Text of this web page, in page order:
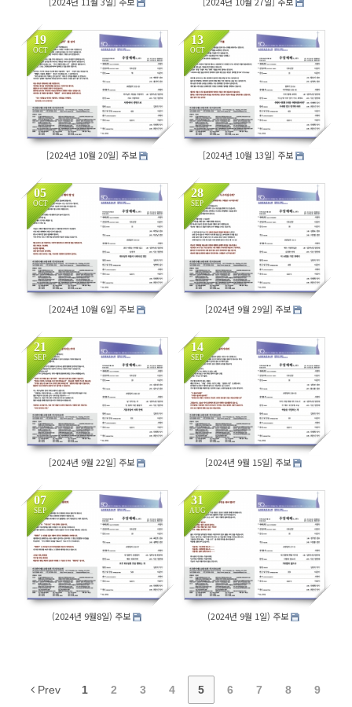
19
OCT
151
[2024년 10월 20일] 주보
13
OCT
140
[2024년 10월 13일] 주보
05
OCT
188
[2024년 10월 6일] 주보
28
SEP
188
[2024년 9월 29일] 주보
21
SEP
158
[2024년 9월 22일] 주보
14
SEP
152
[2024년 9월 15일] 주보
07
SEP
164
(2024년 9월8일) 주보
31
AUG
158
(2024년 9월 1일) 주보
Prev 1 2 3 4 5 6 7 8 9